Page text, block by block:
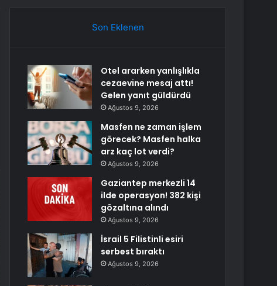
Son Eklenen
Otel ararken yanlışlıkla
cezaevine mesaj attı!
Gelen yanıt güldürdü
Ağustos 9, 2026
Masfen ne zaman işlem
görecek? Masfen halka
arz kaç lot verdi?
Ağustos 9, 2026
Gaziantep merkezli 14
ilde operasyon! 382 kişi
gözaltına alındı
Ağustos 9, 2026
İsrail 5 Filistinli esiri
serbest bıraktı
Ağustos 9, 2026